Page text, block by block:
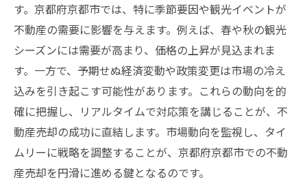
す。京都府京都市では、特に季節要因や観光イベントが
不動産の需要に影響を与えます。例えば、春や秋の観光
シーズンには需要が高まり、価格の上昇が見込まれま
す。一方で、予期せぬ経済変動や政策変更は市場の冷え
込みを引き起こす可能性があります。これらの動向を的
確に把握し、リアルタイムで対応策を講じることが、不
動産売却の成功に直結します。市場動向を監視し、タイ
ムリーに戦略を調整することが、京都府京都市での不動
産売却を円滑に進める鍵となるのです。